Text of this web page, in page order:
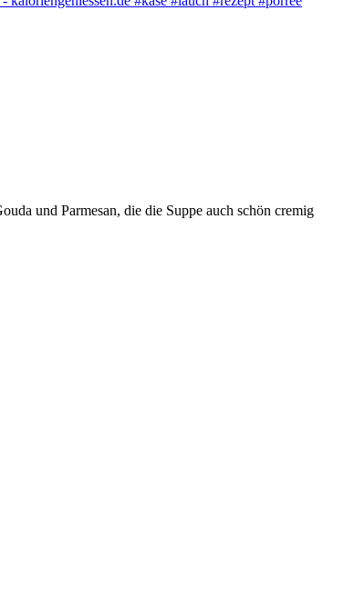
und Parmesan, die die Suppe auch schön cremig